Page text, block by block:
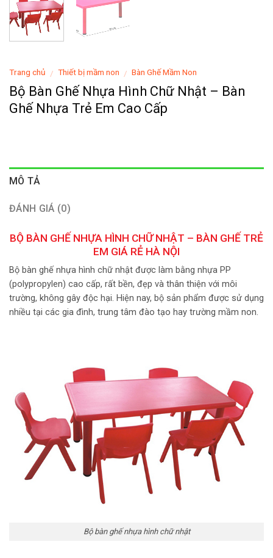
Trang chủ / Thiết bị mầm non / Bàn Ghế Mầm Non
Bộ Bàn Ghế Nhựa Hình Chữ Nhật – Bàn
Ghế Nhựa Trẻ Em Cao Cấp
MÔ TẢ
ĐÁNH GIÁ (0)
BỘ BÀN GHẾ NHỰA HÌNH CHỮ NHẬT – BÀN GHẾ TRẺ
EM GIÁ RẺ HÀ NỘI
Bộ bàn ghế nhựa hình chữ nhật được làm bằng nhựa PP
(polypropylen) cao cấp, rất bền, đẹp và thân thiện với môi
trường, không gây độc hại. Hiện nay, bộ sản phẩm được sử dụng
nhiều tại các gia đình, trung tâm đào tạo hay trường mầm non.
Bộ bàn ghế nhựa hình chữ nhật